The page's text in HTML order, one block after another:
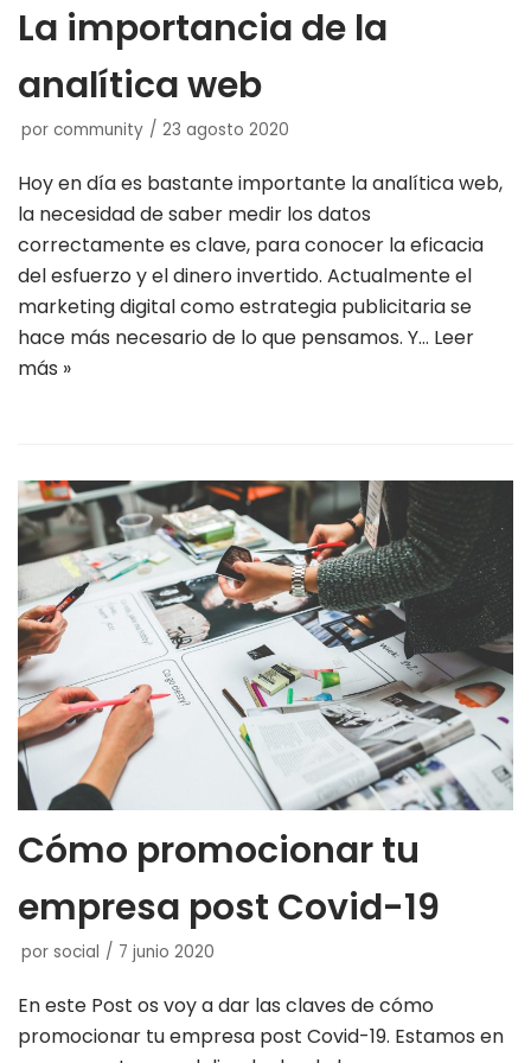
La importancia de la
analítica web
por community 23 agosto 2020
Hoy en día es bastante importante la analítica web,
la necesidad de saber medir los datos
correctamente es clave, para conocer la eficacia
del esfuerzo y el dinero invertido. Actualmente el
marketing digital como estrategia publicitaria se
hace más necesario de lo que pensamos. Y… Leer
más »
Cómo promocionar tu
empresa post Covid-19
por social 7 junio 2020
En este Post os voy a dar las claves de cómo
promocionar tu empresa post Covid-19. Estamos en